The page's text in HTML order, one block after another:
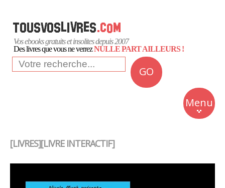
Vos ebooks gratuits et insolites depuis 2007
Des livres que vous ne verrezNULLE PART AILLEURS !
GO
Menu
Insolite
Business
[LIVRES][LIVRE INTERACTIF]